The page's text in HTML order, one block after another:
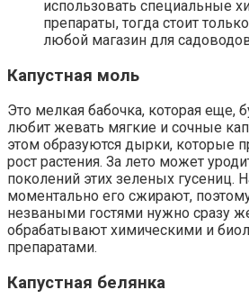
использовать специальные
препараты, тогда стоит
любой магазин для
Капустная моль
Это мелкая бабочка, которая еще,
любит жевать мягкие и сочные
этом образуются дырки, которые
рост растения. За лето может
поколений этих зеленых гусениц.
моментально его сжирают,
незваными гостями нужно сразу
обрабатывают химическими и
препаратами.
Капустная белянка